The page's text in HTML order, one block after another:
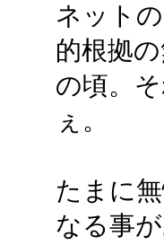
ネット
的根拠
の頃。
ぇ。
たまに
なる事